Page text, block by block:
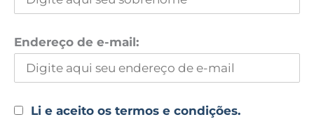
Endereço de e-mail:
Li e aceito os termos e condições.